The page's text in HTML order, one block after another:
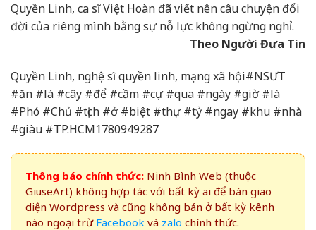
Quyền Linh, ca sĩ Việt Hoàn đã viết nên câu chuyện đổi
đời của riêng mình bằng sự nỗ lực không ngừng nghỉ.
Theo Người Đưa Tin
Quyền Linh, nghệ sĩ quyền linh, mạng xã hội#NSƯT
#ăn #lá #cây #để #cầm #cự #qua #ngày #giờ #là
#Phó #Chủ #tịch #ở #biệt #thự #tỷ #ngay #khu #nhà
#giàu #TP.HCM1780949287
Thông báo chính thức: Ninh Bình Web (thuộc
GiuseArt) không hợp tác với bất kỳ ai để bán giao
diện Wordpress và cũng không bán ở bất kỳ kênh
nào ngoại trừ Facebook và zalo chính thức.